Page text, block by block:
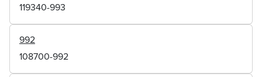
119340-993
992
108700-992